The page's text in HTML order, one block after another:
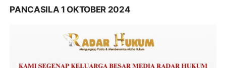
PANCASILA 1 OKTOBER 2024